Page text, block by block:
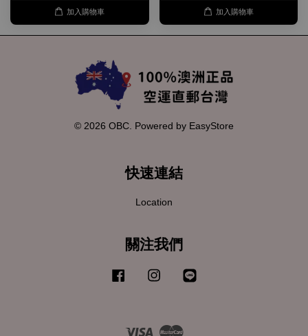
加入購物車 加入購物車
© 2026 OBC. Powered by EasyStore
快速連結
Location
關注我們
Facebook Instagram
Visa Master